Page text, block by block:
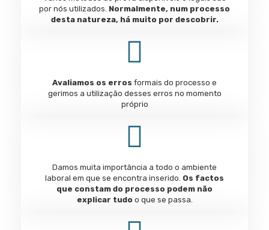
por nós utilizados. Normalmente, num processo
desta natureza, há muito por descobrir.
Avaliamos os erros formais do processo e
gerimos a utilização desses erros no momento
próprio
Damos muita importância a todo o ambiente
laboral em que se encontra inserido. Os factos
que constam do processo podem não
explicar tudo o que se passa.